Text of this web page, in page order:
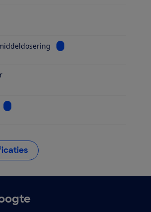
informatie voor Energieklasse
Bekijk informatie voor
Bekijk informatie voor Bediening via app